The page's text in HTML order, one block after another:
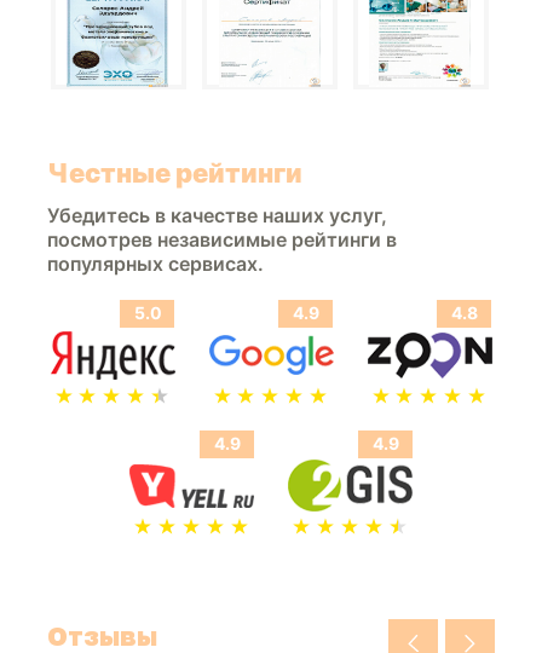
Честные рейтинги
Убедитесь в качестве наших услуг,
посмотрев независимые рейтинги в
популярных сервисах.
5.0 4.9 4.8
4.9 4.9
Отзывы